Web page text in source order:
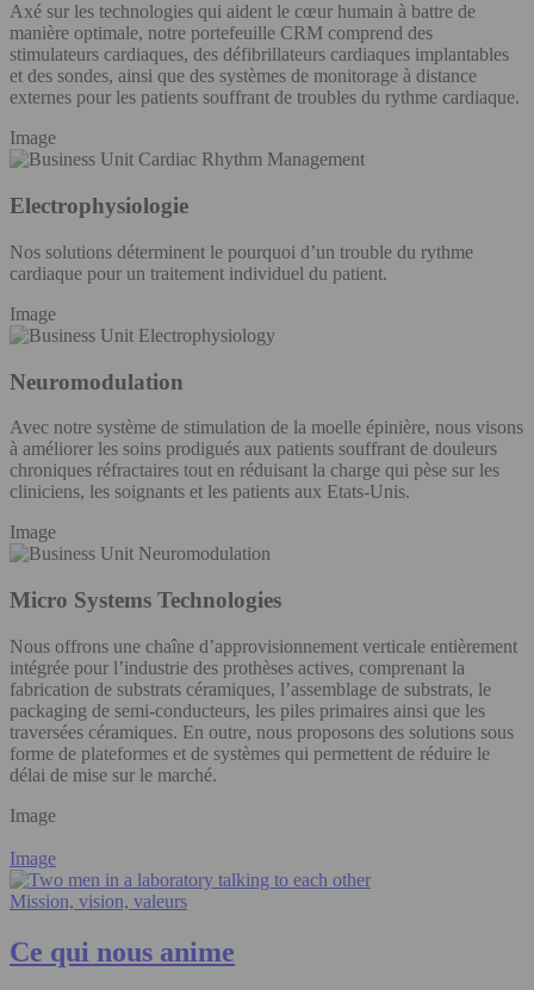
Axé sur les technologies qui aident le cœur humain à battre de
manière optimale, notre portefeuille CRM comprend des
stimulateurs cardiaques, des défibrillateurs cardiaques implantables
et des sondes, ainsi que des systèmes de monitorage à distance
externes pour les patients souffrant de troubles du rythme cardiaque.
Image
Electrophysiologie
Nos solutions déterminent le pourquoi d’un trouble du rythme
cardiaque pour un traitement individuel du patient.
Image
Neuromodulation
Avec notre système de stimulation de la moelle épinière, nous visons
à améliorer les soins prodigués aux patients souffrant de douleurs
chroniques réfractaires tout en réduisant la charge qui pèse sur les
cliniciens, les soignants et les patients aux Etats-Unis.
Image
Micro Systems Technologies
Nous offrons une chaîne d’approvisionnement verticale entièrement
intégrée pour l’industrie des prothèses actives, comprenant la
fabrication de substrats céramiques, l’assemblage de substrats, le
packaging de semi‑conducteurs, les piles primaires ainsi que les
traversées céramiques. En outre, nous proposons des solutions sous
forme de plateformes et de systèmes qui permettent de réduire le
délai de mise sur le marché.
Image
Image
Mission, vision, valeurs
Ce qui nous anime